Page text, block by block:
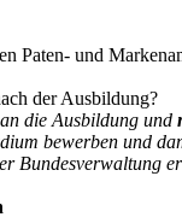
Paten- und
der Ausbildung?
die Ausbildung und
bewerben und
Bundesverwaltung